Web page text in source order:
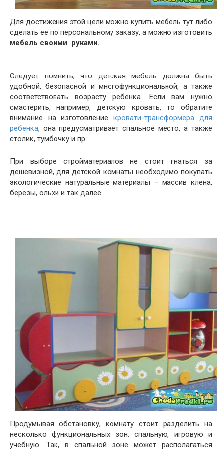
Для достижения этой цели можно купить мебель тут либо
сделать ее по персональному заказу, а можно изготовить
мебель своими руками.
Следует помнить, что детская мебель должна быть
удобной, безопасной и многофункциональной, а также
соответствовать возрасту ребенка. Если вам нужно
смастерить, например, детскую кровать, то обратите
внимание на изготовление кровати-трансформера для
ребенка, она предусматривает спальное место, а также
столик, тумбочку и пр.
При выборе стройматериалов не стоит гнаться за
дешевизной, для детской комнаты необходимо покупать
экологические натуральные материалы – массив клена,
березы, ольхи и так далее.
Продумывая обстановку, комнату стоит разделить на
несколько функциональных зон: спальную, игровую и
учебную. Так, в спальной зоне может располагаться